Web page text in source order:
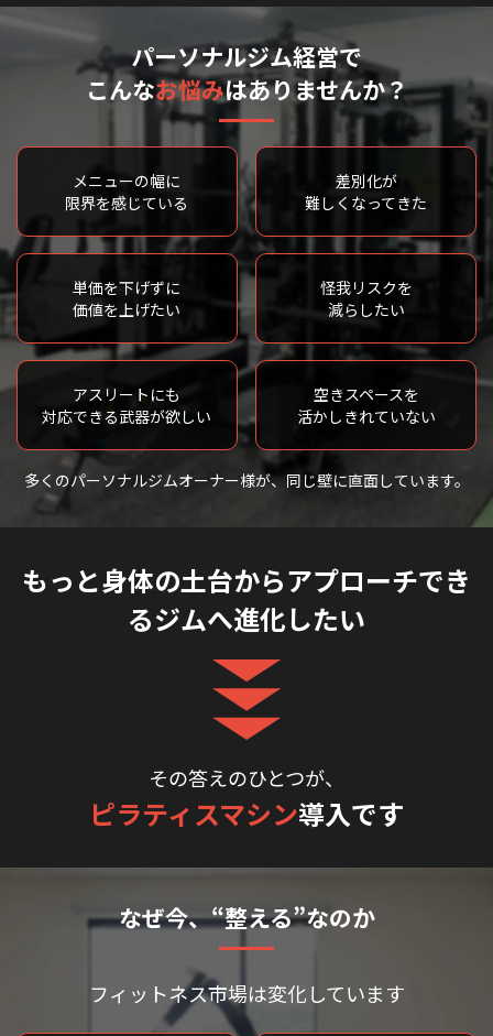
パーソナルジム経営で
こんなお悩みはありませんか？
メニューの幅に
限界を感じている
差別化が
難しくなってきた
単価を下げずに
価値を上げたい
怪我リスクを
減らしたい
アスリートにも
対応できる武器が欲しい
空きスペースを
活かしきれていない
多くのパーソナルジムオーナー様が、同じ壁に直面しています。
もっと身体の土台からアプローチでき
るジムへ進化したい
その答えのひとつが、
ピラティスマシン導入です
なぜ今、“整える”なのか
フィットネス市場は変化しています